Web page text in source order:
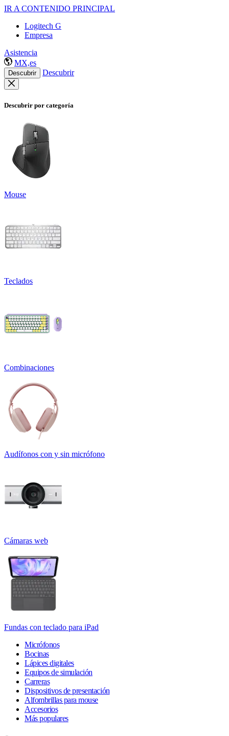
IR A CONTENIDO PRINCIPAL
Logitech G
Empresa
Asistencia
MX,es
Descubrir Descubrir
Descubrir por categoría
Mouse
Teclados
Combinaciones
Audífonos con y sin micrófono
Cámaras web
Fundas con teclado para iPad
Micrófonos
Bocinas
Lápices digitales
Equipos de simulación
Carreras
Dispositivos de presentación
Alfombrillas para mouse
Accesorios
Más populares